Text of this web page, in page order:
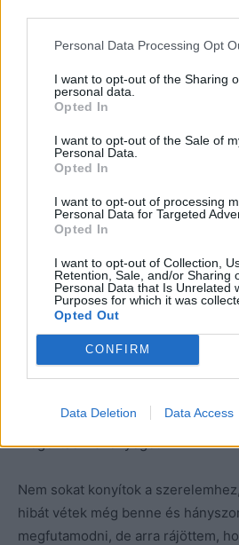
Personal Data Processing Opt
I want to opt-out of the Sharing
personal data.
Opted In
I want to opt-out of the Sale of
Personal Data.
Opted In
I want to opt-out of processing
Personal Data for Targeted
Opted In
I want to opt-out of Collection,
Retention, Sale, and/or Sharing
Personal Data that Is Unrelated
Purposes for which it was
Opted Out
CONFIRM
Data Deletion Data Access
pezsgő sem bizsergetett úgy, mint
enyémen.
kacsintott csibészesen.
– Én valami egészen mást –
a ruha!
És akkor egyszer csak ott volt.
csókolt, a nyakszirtembe hajolt.
végigcirógatta a régről hozott,
El kellett távolodnom kissé, hogy
megértsem a lényeget.
Nem sokat konyítok a
hibát vétek még benne és
megfutamodni, de arra rájöttem,